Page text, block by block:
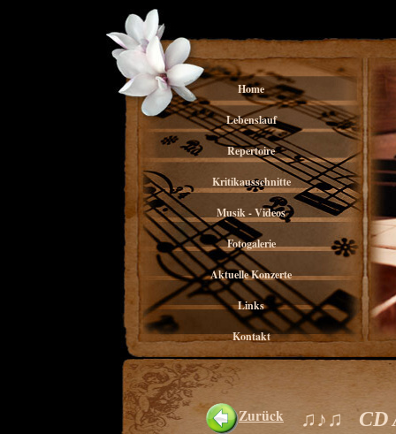
Home
Lebenslauf
Repertoire
Kritikausschnitte
Musik - Videos
Fotogalerie
Aktuelle Konzerte
Links
Kontakt
Zurück ♫♪♫ CD